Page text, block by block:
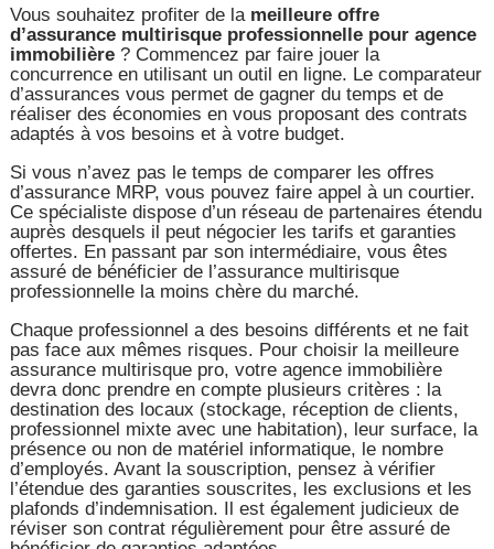
Vous souhaitez profiter de la meilleure offre
d’assurance multirisque professionnelle pour agence
immobilière? Commencez par faire jouer la
concurrence en utilisant un outil en ligne. Le comparateur
d’assurances vous permet de gagner du temps et de
réaliser des économies en vous proposant des contrats
adaptés à vos besoins et à votre budget.
Si vous n’avez pas le temps de comparer les offres
d’assurance MRP, vous pouvez faire appel à un courtier.
Ce spécialiste dispose d’un réseau de partenaires étendu
auprès desquels il peut négocier les tarifs et garanties
offertes. En passant par son intermédiaire, vous êtes
assuré de bénéficier de l’assurance multirisque
professionnelle la moins chère du marché.
Chaque professionnel a des besoins différents et ne fait
pas face aux mêmes risques. Pour choisir la meilleure
assurance multirisque pro, votre agence immobilière
devra donc prendre en compte plusieurs critères : la
destination des locaux (stockage, réception de clients,
professionnel mixte avec une habitation), leur surface, la
présence ou non de matériel informatique, le nombre
d’employés. Avant la souscription, pensez à vérifier
l’étendue des garanties souscrites, les exclusions et les
plafonds d’indemnisation. Il est également judicieux de
réviser son contrat régulièrement pour être assuré de